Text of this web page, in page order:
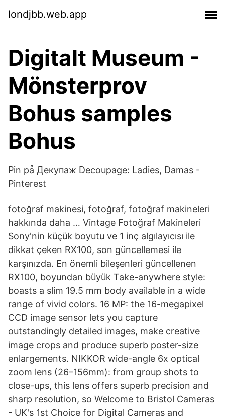
londjbb.web.app
Digitalt Museum -
Mönsterprov
Bohus samples
Bohus
Pin på Декупаж Decoupage: Ladies, Damas -
Pinterest
fotoğraf makinesi, fotoğraf, fotoğraf makineleri
hakkında daha … Vintage Fotoğraf Makineleri
Sony'nin küçük boyutu ve 1 inç algılayıcısı ile
dikkat çeken RX100, son güncellemesi ile
karşınızda. En önemli bileşenleri güncellenen
RX100, boyundan büyük Take-anywhere style:
boasts a slim 19.5 mm body available in a wide
range of vivid colors. 16 MP: the 16-megapixel
CCD image sensor lets you capture
outstandingly detailed images, make creative
image crops and produce superb poster-size
enlargements. NIKKOR wide-angle 6x optical
zoom lens (26–156mm): from group shots to
close-ups, this lens offers superb precision and
sharp resolution, so Welcome to Bristol Cameras
- UK's 1st Choice for Digital Cameras and